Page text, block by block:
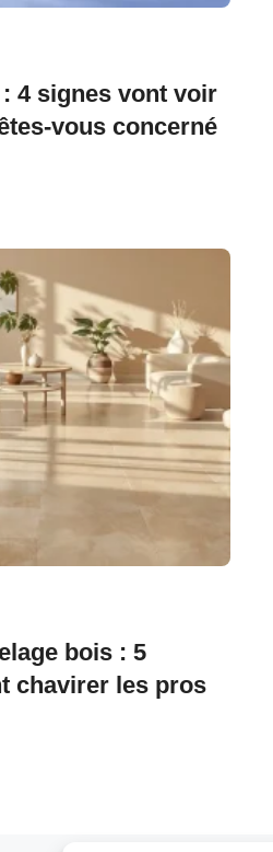
4 signes vont voir
vous concerné
bois : 5
chavirer les pros